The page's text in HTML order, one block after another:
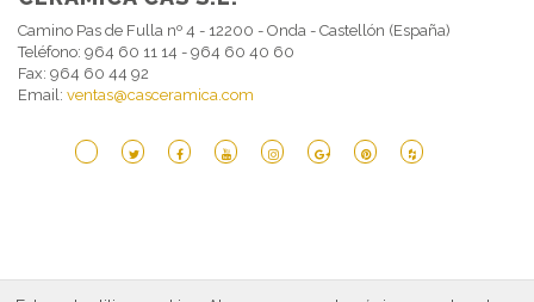
Camino Pas de Fulla nº 4 - 12200 - Onda - Castellón (España)
Teléfono: 964 60 11 14 - 964 60 40 60
Fax: 964 60 44 92
Email: ventas@casceramica.com